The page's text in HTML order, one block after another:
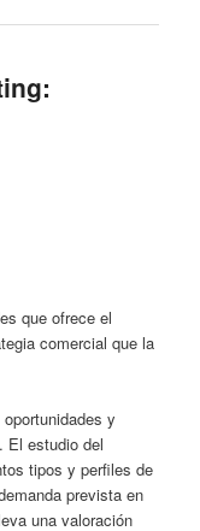
que ofrece el
comercial que la
y
El estudio del
tipos y perfiles de
prevista en
una valoración